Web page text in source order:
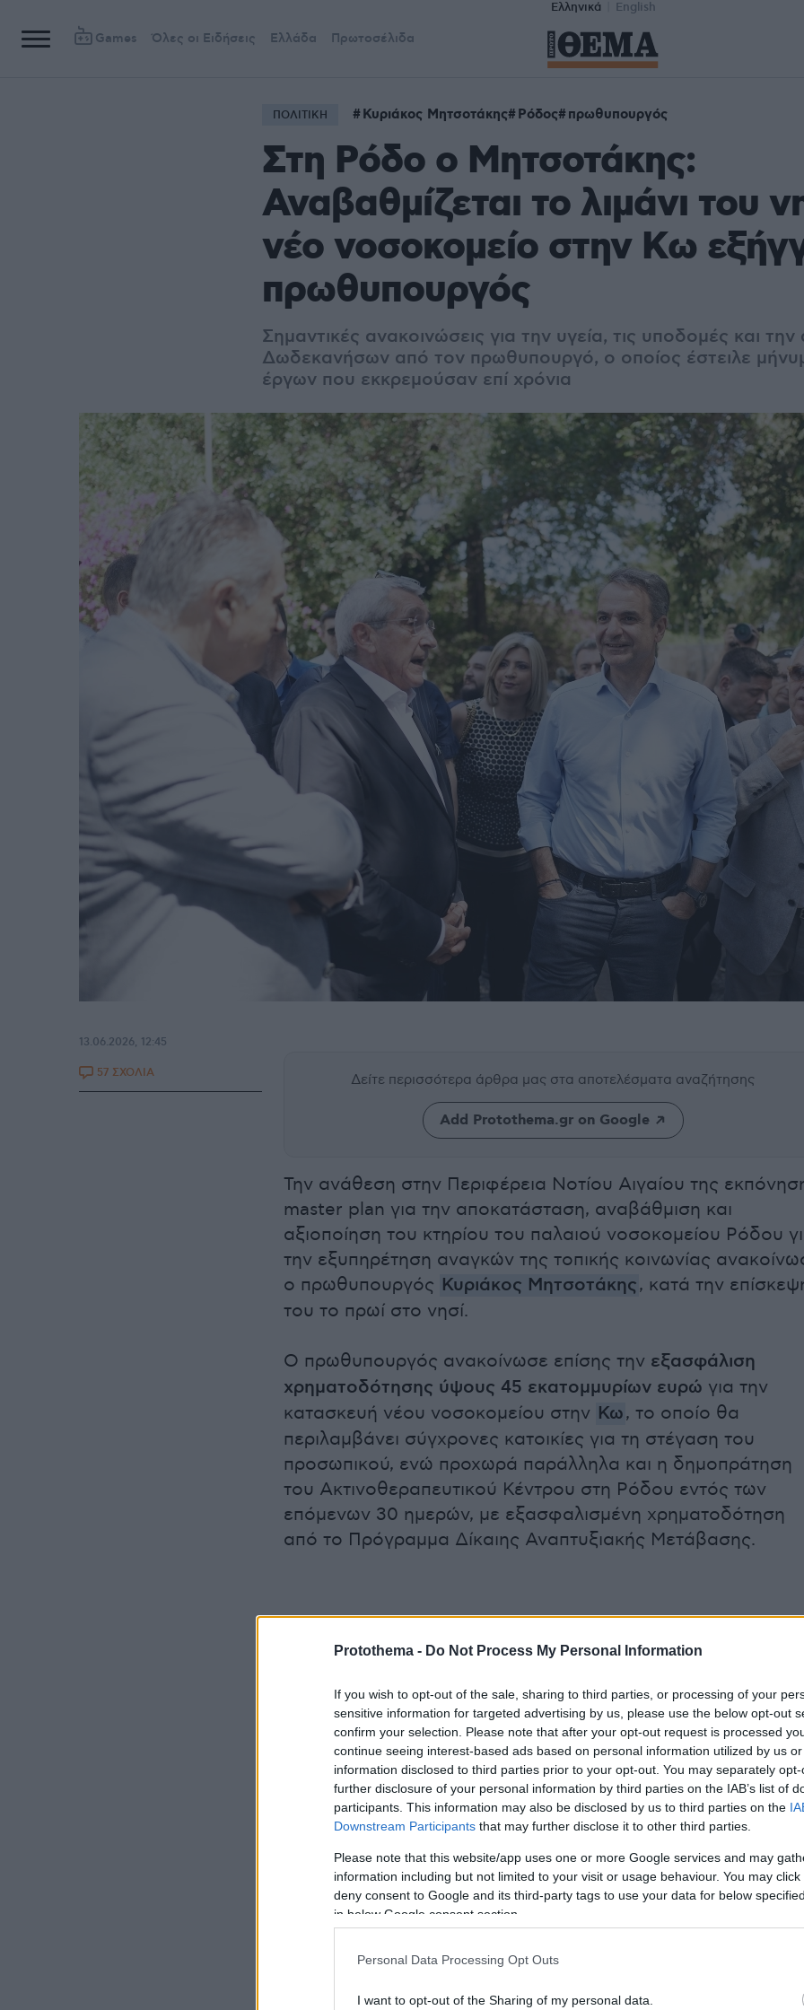
Protothema - Do Not Process My Personal Information
If you wish to opt-out of the sale, sharing to third parties, or processing of your
sensitive information for targeted advertising by us, please use the below opt-out
confirm your selection. Please note that after your opt-out request is processed
continue seeing interest-based ads based on personal information utilized by us
information disclosed to third parties prior to your opt-out. You may separately
further disclosure of your personal information by third parties on the IAB’s list of
participants. This information may also be disclosed by us to third parties on the
Downstream Participants that may further disclose it to other third parties.
Please note that this website/app uses one or more Google services and may
information including but not limited to your visit or usage behaviour. You may
deny consent to Google and its third-party tags to use your data for below
in below Google consent section.
Personal Data Processing Opt Outs
I want to opt-out of the Sharing of my personal data.
Ελληνικά English
Games Όλες οι Ειδήσεις Ελλάδα Πρωτοσέλιδα
ΠΟΛΙΤΙΚΗ Κυριάκος Μητσοτάκης Ρόδος πρωθυπουργός
Στη Ρόδο ο Μητσοτάκης:
Αναβαθμίζεται το λιμάνι του
νέο νοσοκομείο στην Κω
πρωθυπουργός
Σημαντικές ανακοινώσεις για την υγεία, τις υποδομές και
Δωδεκανήσων από τον πρωθυπουργό, ο οποίος έστειλε
έργων που εκκρεμούσαν επί χρόνια
Δείτε περισσότερα άρθρα μας στα αποτελέσματα αναζήτησης
Add Protothema.gr on Google
Την ανάθεση στην Περιφέρεια Νοτίου Αιγαίου της
master plan για την αποκατάσταση, αναβάθμιση και
αξιοποίηση του κτηρίου του παλαιού νοσοκομείου Ρόδου
την εξυπηρέτηση αναγκών της τοπικής κοινωνίας
ο πρωθυπουργός Κυριάκος Μητσοτάκης, κατά την
του το πρωί στο νησί.
Ο πρωθυπουργός ανακοίνωσε επίσης την εξασφάλιση
χρηματοδότησης ύψους 45 εκατομμυρίων ευρώ για την
κατασκευή νέου νοσοκομείου στην Κω, το οποίο θα
περιλαμβάνει σύγχρονες κατοικίες για τη στέγαση του
προσωπικού, ενώ προχωρά παράλληλα και η δημοπράτηση
του Ακτινοθεραπευτικού Κέντρου στη Ρόδου εντός των
επόμενων 30 ημερών, με εξασφαλισμένη χρηματοδότηση
από το Πρόγραμμα Δίκαιης Αναπτυξιακής Μετάβασης.
13.06.2026, 12:45
57 ΣΧΟΛΙΑ